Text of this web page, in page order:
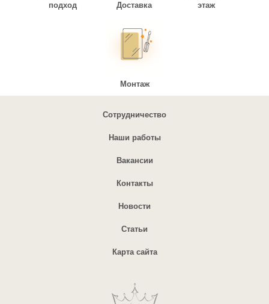
подход
Доставка
этаж
Монтаж
Сотрудничество
Наши работы
Вакансии
Контакты
Новости
Статьи
Карта сайта